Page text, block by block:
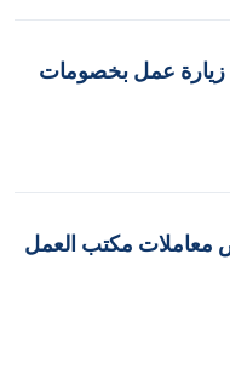
زيارة عمل بخصومات
مكتب العمل